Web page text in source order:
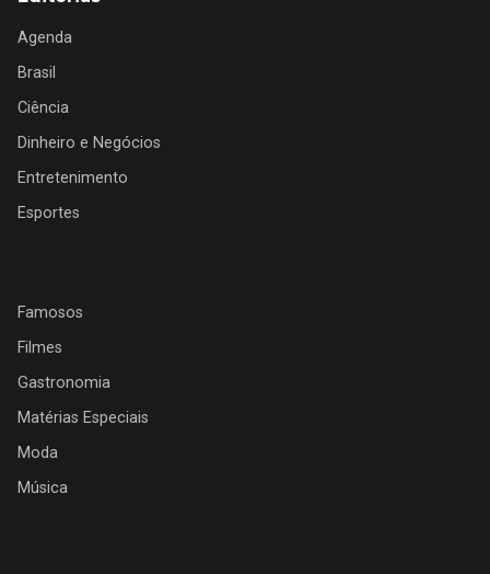
Agenda
Brasil
Ciência
Dinheiro e Negócios
Entretenimento
Esportes
Famosos
Filmes
Gastronomia
Matérias Especiais
Moda
Música